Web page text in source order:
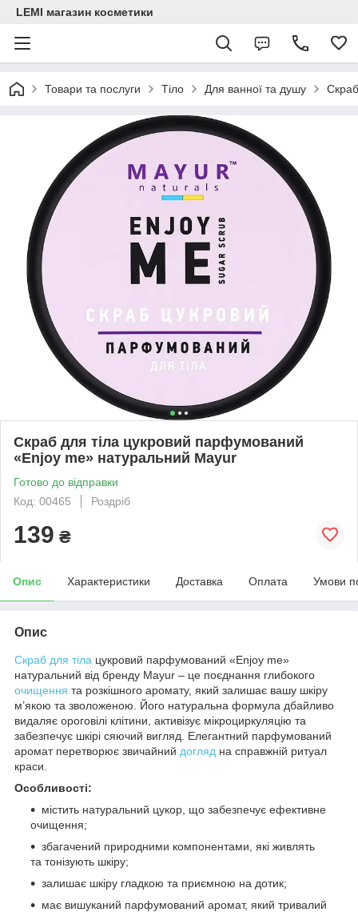
LEMI магазин косметики
Товари та послуги Тіло Для ванної та душу
Скраб для тіла цукровий парфумований
«Enjoy me» натуральний Mayur
Готово до відправки
Код: 00465
Роздріб
139 ₴
Опис Характеристики Доставка Оплата Умови
Опис
Скраб для тіла цукровий парфумований «Enjoy me»
натуральний від бренду Mayur – це поєднання глибокого
очищення та розкішного аромату, який залишає вашу шкіру
м’якою та зволоженою. Його натуральна формула дбайливо
видаляє ороговілі клітини, активізує мікроциркуляцію та
забезпечує шкірі сяючий вигляд. Елегантний парфумований
аромат перетворює звичайний догляд на справжній ритуал
краси.
Особливості:
містить натуральний цукор, що забезпечує ефективне
очищення;
збагачений природними компонентами, які живлять
та тонізують шкіру;
залишає шкіру гладкою та приємною на дотик;
має вишуканий парфумований аромат, який тривалий